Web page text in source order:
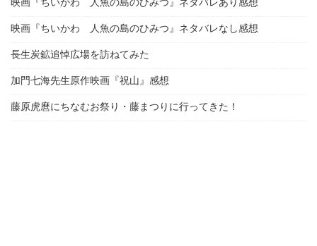
映画『ちいかわ 人魚の島のひみつ』ネタバレなし感想
長生炭鉱追悼広場を訪ねてみた
加門七海先生原作映画『祝山』感想
藤原虎麿にちなむお祭り・藤まつりに行ってきた！